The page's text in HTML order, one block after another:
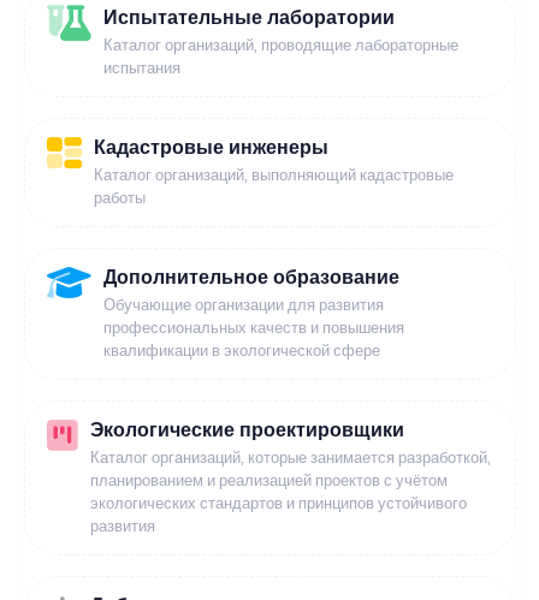
Испытательные лаборатории
Каталог организаций, проводящие лабораторные
испытания
Кадастровые инженеры
Каталог организаций, выполняющий кадастровые
работы
Дополнительное образование
Обучающие организации для развития
профессиональных качеств и повышения
квалификации в экологической сфере
Экологические проектировщики
Каталог организаций, которые занимается разработкой,
планированием и реализацией проектов с учётом
экологических стандартов и принципов устойчивого
развития